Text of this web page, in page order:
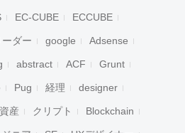
EC-CUBE ECCUBE
ーダー google Adsense
abstract ACF Grunt
Pug 経理 designer
産 クリプト Blockchain